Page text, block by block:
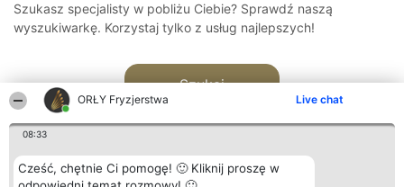
ORŁY Fryzjerstwa Live chat
08:33
Cześć, chętnie Ci pomogę! 🙂 Kliknij proszę w
Szukasz specjalisty w pobliżu Ciebie? Sprawdź naszą
wyszukiwarkę. Korzystaj tylko z usług najlepszych!
Szukaj